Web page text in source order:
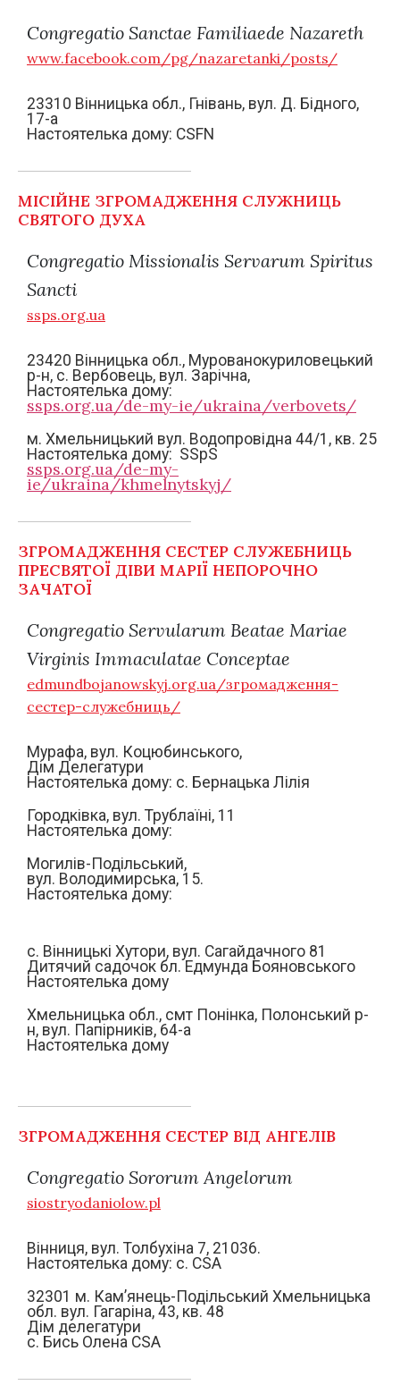
Congregatio Sanctae Familiaede Nazareth
www.facebook.com/pg/nazaretanki/posts/
23310 Вінницька обл., Гнівань, вул. Д. Бідного,
17-а
Настоятелька дому: CSFN
МІСІЙНЕ ЗГРОМАДЖЕННЯ СЛУЖНИЦЬ
СВЯТОГО ДУХА
Congregatio Missionalis Servarum Spiritus
Sancti
ssps.org.ua
23420 Вінницька обл., Мурованокуриловецький
р-н, с. Вербовець, вул. Зарічна,
Настоятелька дому:
ssps.org.ua/de-my-ie/ukraina/verbovets/
м. Хмельницький вул. Водопровідна 44/1, кв. 25
Настоятелька дому: SSpS
ssps.org.ua/de-my-
ie/ukraina/khmelnytskyj/
ЗГРОМАДЖЕННЯ СЕСТЕР СЛУЖЕБНИЦЬ
ПРЕСВЯТОЇ ДІВИ МАРІЇ НЕПОРОЧНО
ЗАЧАТОЇ
Congregatio Servularum Beatae Mariae
Virginis Immaculatae Conceptae
edmundbojanowskyj.org.ua/згромадження-
сестер-служебниць/
Мурафа, вул. Коцюбинського,
Дім Делегатури
Настоятелька дому: c. Бернацька Лілія
Городківка, вул. Трублаїні, 11
Настоятелька дому:
Могилів-Подільський,
вул. Володимирська, 15.
Настоятелька дому:
с. Вінницькі Хутори, вул. Сагайдачного 81
Дитячий садочок бл. Едмунда Бояновського
Настоятелька дому
Хмельницька обл., смт Понінка, Полонський р-
н, вул. Папірників, 64-а
Настоятелька дому
ЗГРОМАДЖЕННЯ СЕСТЕР ВІД АНГЕЛІВ
Congregatio Sororum Angelorum
siostryodaniolow.pl
Вінниця, вул. Толбухіна 7, 21036.
Настоятелька дому: c. CSA
32301 м. Кам’янець-Подільський Хмельницька
обл. вул. Гагаріна, 43, кв. 48
Дім делегатури
с. Бись Олена CSA